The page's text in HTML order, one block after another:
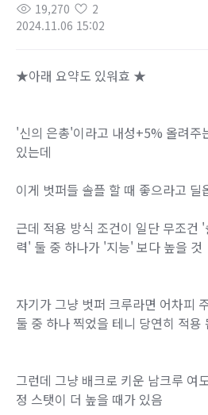
19,270
2
2024.11.06 15:02
★아래 요약도 있워효 ★
'신의 은총'이라고 내성+5% 올려주
있는데
이게 벗퍼들 솔플 할 때 좋으라고
근데 적용 방식 조건이 일단 무조건
력' 둘 중 하나가 '지능' 보다 높을 것
자기가 그냥 벗퍼 크루라면 어차피
둘 중 하나 찍었을 테니 당연히 적용
그런데 그냥 배크로 키운 남크루 여
정 스탯이 더 높을 때가 있음